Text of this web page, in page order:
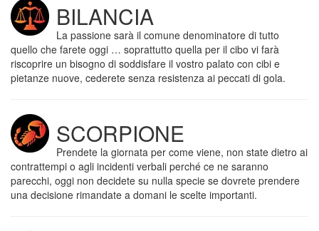
BILANCIA
La passione sarà il comune denominatore di tutto
quello che farete oggi … soprattutto quella per il cibo vi farà
riscoprire un bisogno di soddisfare il vostro palato con cibi e
pietanze nuove, cederete senza resistenza ai peccati di gola.
SCORPIONE
Prendete la giornata per come viene, non state dietro ai
contrattempi o agli incidenti verbali perché ce ne saranno
parecchi, oggi non decidete su nulla specie se dovrete prendere
una decisione rimandate a domani le scelte importanti.